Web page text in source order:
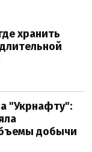
хранить
"Укрнафту":
добычи